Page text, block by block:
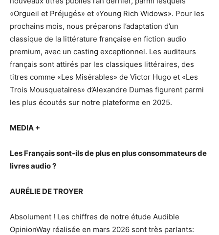
«Orgueil et Préjugés» et «Young Rich Widows». Pour les
prochains mois, nous préparons l’adaptation d’un
classique de la littérature française en fiction audio
premium, avec un casting exceptionnel. Les auditeurs
français sont attirés par les classiques littéraires, des
titres comme «Les Misérables» de Victor Hugo et «Les
Trois Mousquetaires» d’Alexandre Dumas figurent parmi
les plus écoutés sur notre plateforme en 2025.
MEDIA +
Les Français sont-ils de plus en plus consommateurs de
livres audio ?
AURÉLIE DE TROYER
Absolument ! Les chiffres de notre étude Audible
OpinionWay réalisée en mars 2026 sont très parlants: